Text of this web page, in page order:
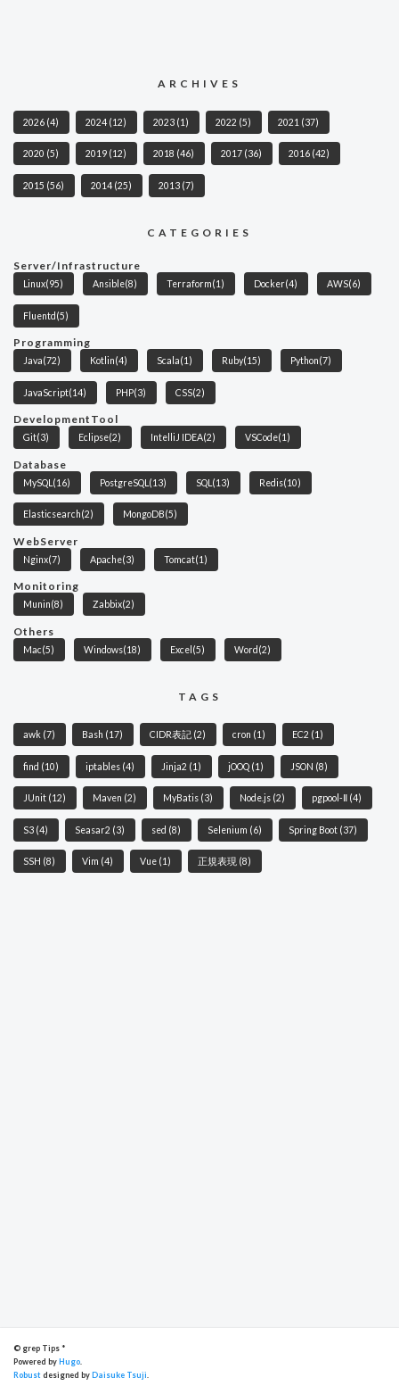
ARCHIVES
2026 (4) 2024 (12) 2023 (1) 2022 (5) 2021 (37)
2020 (5) 2019 (12) 2018 (46) 2017 (36) 2016 (42)
2015 (56) 2014 (25) 2013 (7)
CATEGORIES
Server/Infrastructure
Linux(95) Ansible(8) Terraform(1) Docker(4) AWS(6)
Fluentd (5)
Programming
Java(72) Kotlin(4) Scala(1) Ruby(15) Python(7)
JavaScript(14) PHP(3) CSS(2)
DevelopmentTool
Git(3) Eclipse(2) IntelliJ IDEA(2) VSCode(1)
Database
MySQL (16) PostgreSQL (13) SQL (13) Redis(10)
Elasticsearch(2) MongoDB(5)
WebServer
Nginx(7) Apache(3) Tomcat(1)
Monitoring
Munin(8) Zabbix(2)
Others
Mac(5) Windows(18) Excel (5) Word (2)
TAGS
awk (7) Bash (17) CIDR表記 (2) cron (1) EC2 (1)
find (10) iptables (4) Jinja2 (1) jOOQ (1) JSON (8)
JUnit (12) Maven (2) MyBatis (3) Node.js (2) pgpool-Ⅱ (4)
S3 (4) Seasar2 (3) sed (8) Selenium (6) Spring Boot (37)
SSH (8) Vim (4) Vue (1) 正規表現 (8)
© grep Tips *
Powered byHugo
Robustdesigned byDaisuke Tsuji